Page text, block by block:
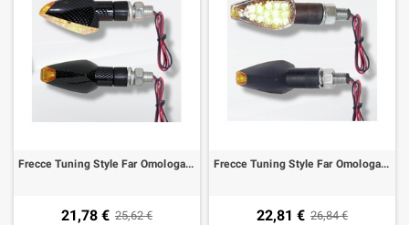
Frecce Tuning Style Far Omologata Led Carbon(2 pezzi)
21,78 € 25,62 €
Frecce Tuning Style Far Omologata Led (2 pezzi)
22,81 € 26,84 €